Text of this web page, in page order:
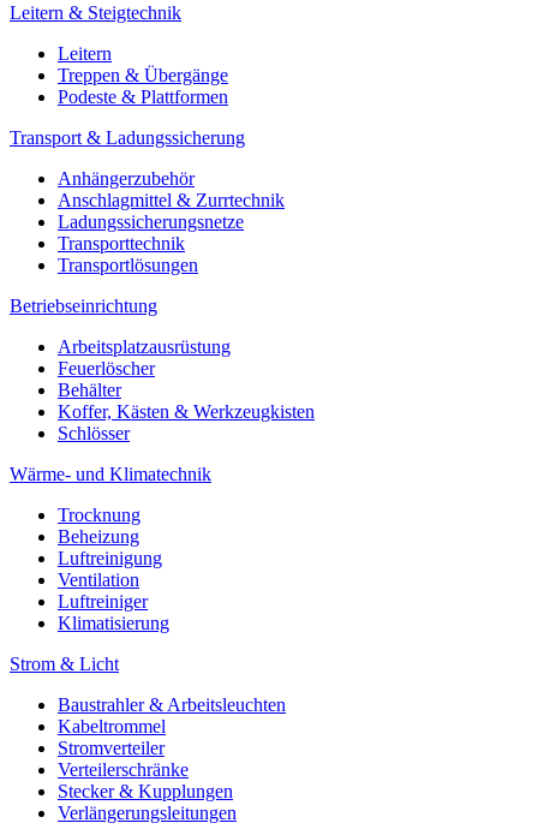
Leitern & Steigtechnik
Leitern
Treppen & Übergänge
Podeste & Plattformen
Transport & Ladungssicherung
Anhängerzubehör
Anschlagmittel & Zurrtechnik
Ladungssicherungsnetze
Transporttechnik
Transportlösungen
Betriebseinrichtung
Arbeitsplatzausrüstung
Feuerlöscher
Behälter
Koffer, Kästen & Werkzeugkisten
Schlösser
Wärme- und Klimatechnik
Trocknung
Beheizung
Luftreinigung
Ventilation
Luftreiniger
Klimatisierung
Strom & Licht
Baustrahler & Arbeitsleuchten
Kabeltrommel
Stromverteiler
Verteilerschränke
Stecker & Kupplungen
Verlängerungs­leitungen